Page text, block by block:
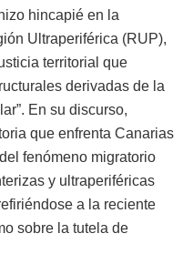
hincapié en la
Ultraperiférica (RUP),
territorial que
derivadas de la
En su discurso,
que enfrenta Canarias
fenómeno migratorio
y ultraperiféricas
a la reciente
sobre la tutela de